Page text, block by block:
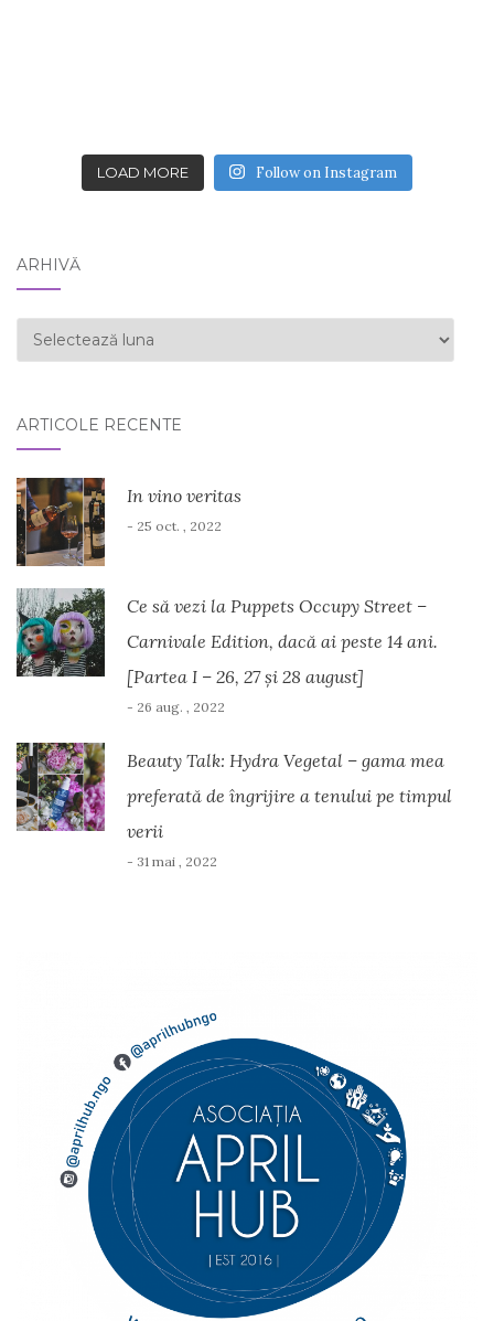
LOAD MORE Follow on Instagram
ARHIVĂ
ARHIVĂ
ARTICOLE RECENTE
In vino veritas
- 25 oct. , 2022
Ce să vezi la Puppets Occupy Street –
Carnivale Edition, dacă ai peste 14 ani.
[Partea I – 26, 27 și 28 august]
- 26 aug. , 2022
Beauty Talk: Hydra Vegetal – gama mea
preferată de îngrijire a tenului pe timpul
verii
- 31 mai , 2022